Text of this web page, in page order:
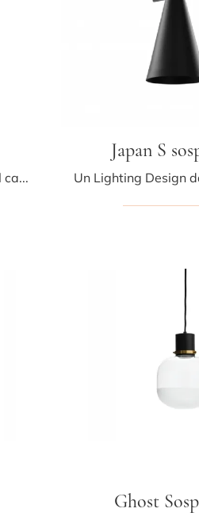
Ecco la lampada design che fa al caso tuo! Il modello Suspense Sospensione è una tra le nostre lampade a sospensione di Midj.
Japan S
Ghost